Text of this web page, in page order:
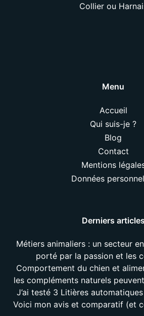
Collier ou
Menu
Accueil
Qui suis-je ?
Blog
Contact
Mentions
Données
Derniers articles
Métiers animaliers : un secteur
porté par la passion et les
Comportement du chien et
les compléments naturels
J’ai testé 3 Litières
Voici mon avis et comparatif (et